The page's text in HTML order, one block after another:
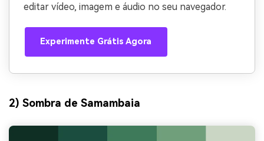
editar vídeo, imagem e áudio no seu navegador.
Experimente Grátis Agora
2) Sombra de Samambaia